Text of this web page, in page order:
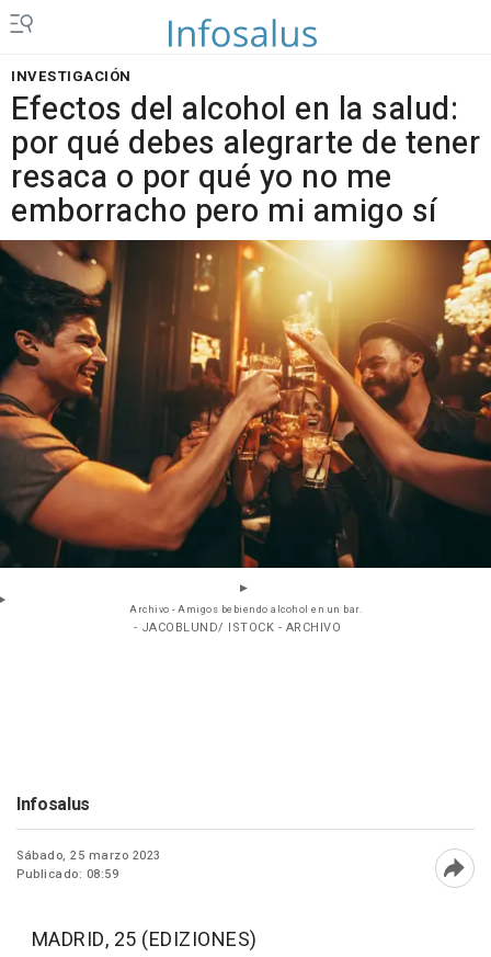
INVESTIGACIÓN
Efectos del alcohol en la salud:
por qué debes alegrarte de tener
resaca o por qué yo no me
emborracho pero mi amigo sí
Archivo - Amigos bebiendo alcohol en un bar.
- JACOBLUND/ ISTOCK - ARCHIVO
Infosalus
Sábado, 25 marzo 2023
Publicado: 08:59
MADRID, 25 (EDIZIONES)